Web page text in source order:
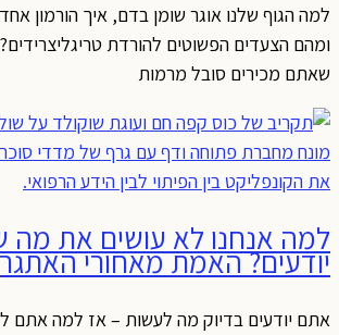
למה הגוף שלנו אוגר שומן בדם, איך הורמון
ומהם הצעדים הפשוטים להורדת
שאתם מכירים סובל מרמות
למה אנחנו לא עושים את מה
יודעים? האמת מאחורי האתגר
אתם יודעים בדיוק מה לעשות – אז למה אתם